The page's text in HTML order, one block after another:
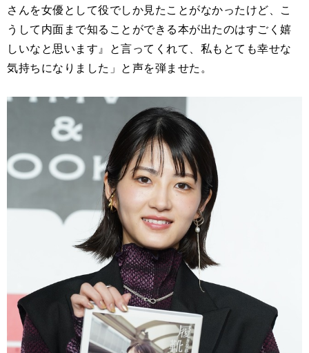
さんを女優として役でしか見たことがなかったけど、こ
うして内面まで知ることができる本が出たのはすごく嬉
しいなと思います』と言ってくれて、私もとても幸せな
気持ちになりました」と声を弾ませた。